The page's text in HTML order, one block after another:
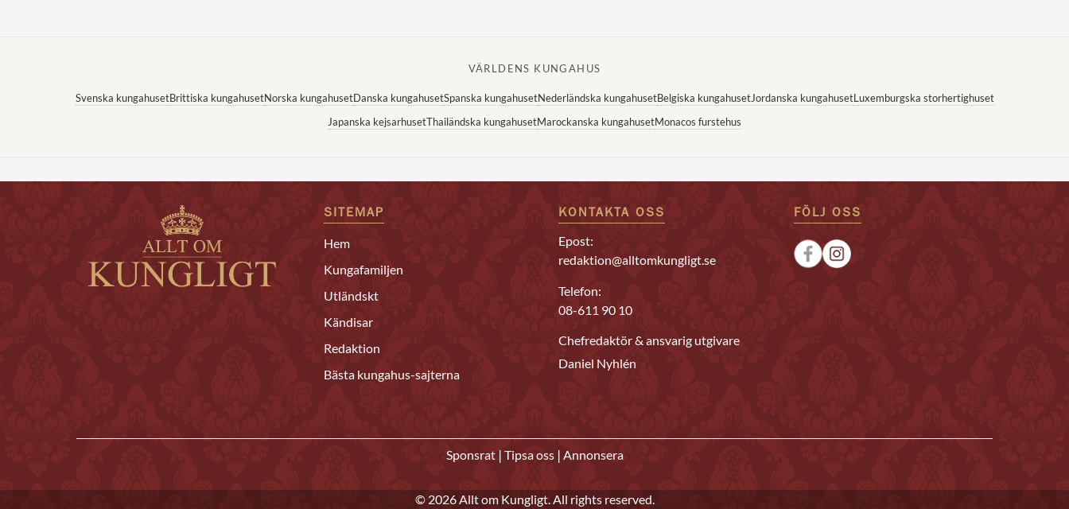
VÄRLDENS KUNGAHUS
Svenska kungahusetBrittiska kungahusetNorska kungahusetDanska kungahusetSpanska kungahusetNederländska kungahusetBelgiska kungahusetJordanska kungahusetLuxemburgska storhertighuset
Japanska kejsarhusetThailändska kungahusetMarockanska kungahusetMonacos furstehus
SITEMAP
Hem
Kungafamiljen
Utländskt
Kändisar
Redaktion
Bästa kungahus-sajterna
KONTAKTA OSS
Epost:
redaktion@alltomkungligt.se
Telefon:
08-611 90 10
Chefredaktör & ansvarig utgivare
Daniel Nyhlén
FÖLJ OSS
Sponsrat | Tipsa oss | Annonsera
© 2026 Allt om Kungligt. All rights reserved.